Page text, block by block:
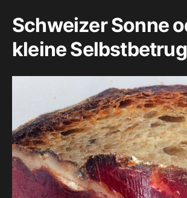
Schweizer Sonne
kleine Selbstbetrug